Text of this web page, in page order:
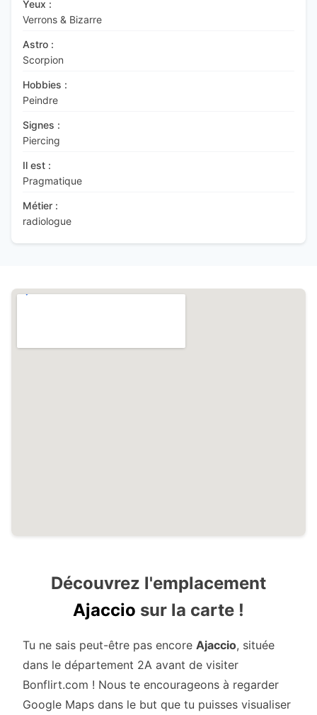
Yeux :
Verrons & Bizarre
Astro :
Scorpion
Hobbies :
Peindre
Signes :
Piercing
Il est :
Pragmatique
Métier :
radiologue
Découvrez l'emplacement
Ajaccio sur la carte !
Tu ne sais peut-être pas encore Ajaccio, située
dans le département 2A avant de visiter
Bonflirt.com ! Nous te encourageons à regarder
Google Maps dans le but que tu puisses visualiser